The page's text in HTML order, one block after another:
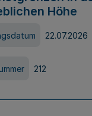
Höhe
22.07.2026
212